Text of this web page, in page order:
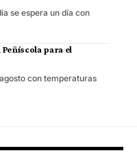
se espera un día con
para el
con temperaturas